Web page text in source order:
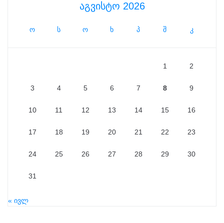
აგვისტო 2026
ო ს ო ხ პ შ კ
1 2
3 4 5 6 7 8 9
10 11 12 13 14 15 16
17 18 19 20 21 22 23
24 25 26 27 28 29 30
31
« ივლ